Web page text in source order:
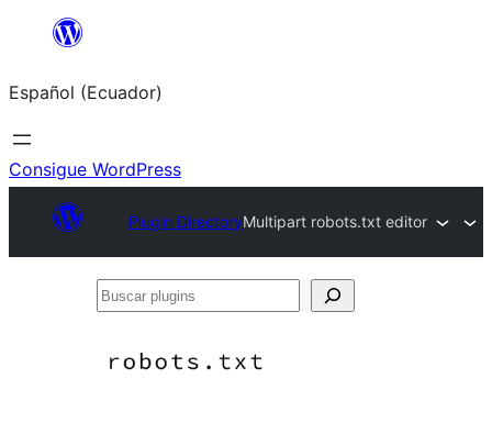
Saltar
contenido
Español (Ecuador)
Consigue WordPress
Plugin DirectoryMultipart robots.txt editor
Buscar